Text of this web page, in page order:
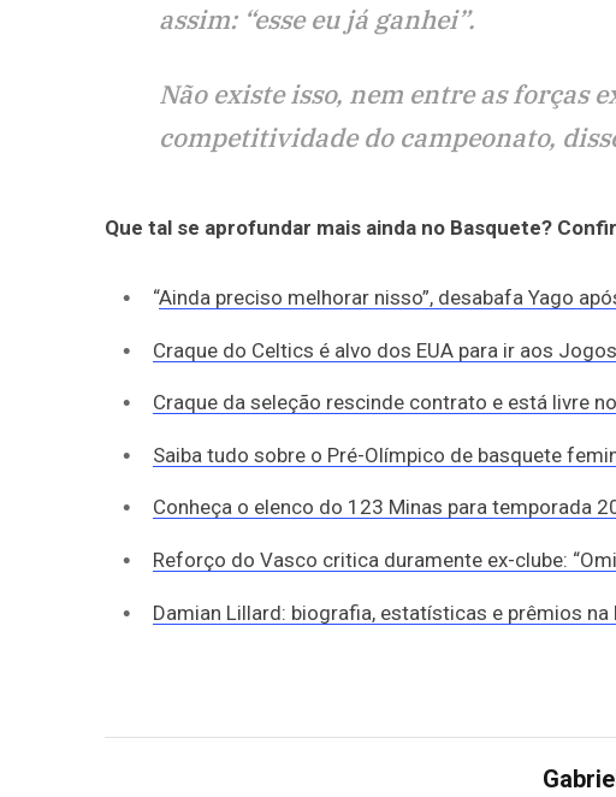
assim: “esse eu já ganhei”.
Não existe isso, nem entre as forças
competitividade do campeonato,
Que tal se aprofundar mais ainda no Basquete?
“Ainda preciso melhorar nisso”, desabafa Yago
Craque do Celtics é alvo dos EUA para ir aos
Craque da seleção rescinde contrato e está livre
Saiba tudo sobre o Pré-Olímpico de basquete
Conheça o elenco do 123 Minas para temporada
Reforço do Vasco critica duramente ex-clube:
Damian Lillard: biografia, estatísticas e prêmios na